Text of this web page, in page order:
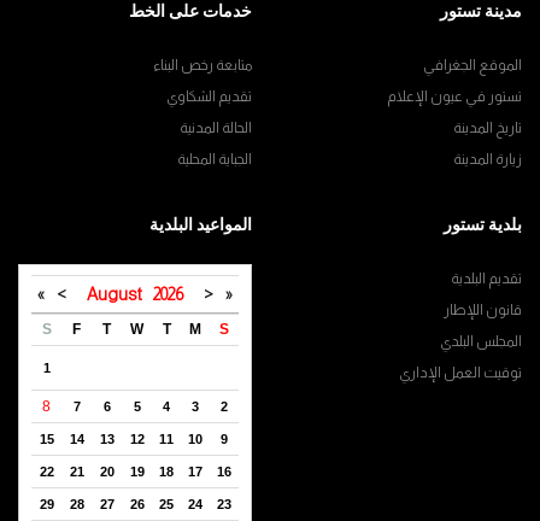
مدينة تستور
الموقع الجغرافي
تستور في عيون الإعلام
تاريخ المدينة
زيارة المدينة
خدمات على الخط
متابعة رخص البناء
تقديم الشكاوي
الحالة المدنية
الجباية المحلية
بلدية تستور
تقديم البلدية
قانون اللإطار
المجلس البلدي
توقيت العمل الإداري
المواعيد البلدية
«
<
August 2026
>
»
S
M
T
W
T
F
S
1
2
3
4
5
6
7
8
9
10
11
12
13
14
15
16
17
18
19
20
21
22
23
24
25
26
27
28
29